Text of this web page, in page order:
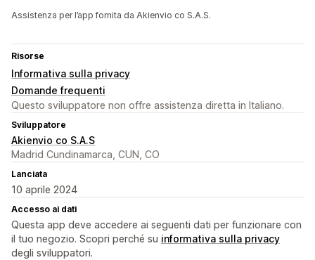
Assistenza per l’app fornita da Akienvio co S.A.S.
Risorse
Informativa sulla privacy
Domande frequenti
Questo sviluppatore non offre assistenza diretta in Italiano.
Sviluppatore
Akienvio co S.A.S
Madrid Cundinamarca, CUN, CO
Lanciata
10 aprile 2024
Accesso ai dati
Questa app deve accedere ai seguenti dati per funzionare con
il tuo negozio. Scopri perché su informativa sulla privacy
degli sviluppatori.